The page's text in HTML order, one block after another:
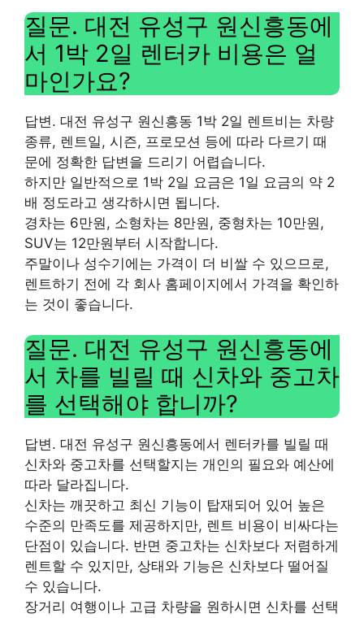
질문. 대전 유성구 원신흥동에
서 1박 2일 렌터카 비용은 얼
마인가요?
답변. 대전 유성구 원신흥동 1박 2일 렌트비는 차량
종류, 렌트일, 시즌, 프로모션 등에 따라 다르기 때
문에 정확한 답변을 드리기 어렵습니다.
하지만 일반적으로 1박 2일 요금은 1일 요금의 약 2
배 정도라고 생각하시면 됩니다.
경차는 6만원, 소형차는 8만원, 중형차는 10만원,
SUV는 12만원부터 시작합니다.
주말이나 성수기에는 가격이 더 비쌀 수 있으므로,
렌트하기 전에 각 회사 홈페이지에서 가격을 확인하
는 것이 좋습니다.
질문. 대전 유성구 원신흥동에
서 차를 빌릴 때 신차와 중고차
를 선택해야 합니까?
답변. 대전 유성구 원신흥동에서 렌터카를 빌릴 때
신차와 중고차를 선택할지는 개인의 필요와 예산에
따라 달라집니다.
신차는 깨끗하고 최신 기능이 탑재되어 있어 높은
수준의 만족도를 제공하지만, 렌트 비용이 비싸다는
단점이 있습니다. 반면 중고차는 신차보다 저렴하게
렌트할 수 있지만, 상태와 기능은 신차보다 떨어질
수 있습니다.
장거리 여행이나 고급 차량을 원하시면 신차를 선택